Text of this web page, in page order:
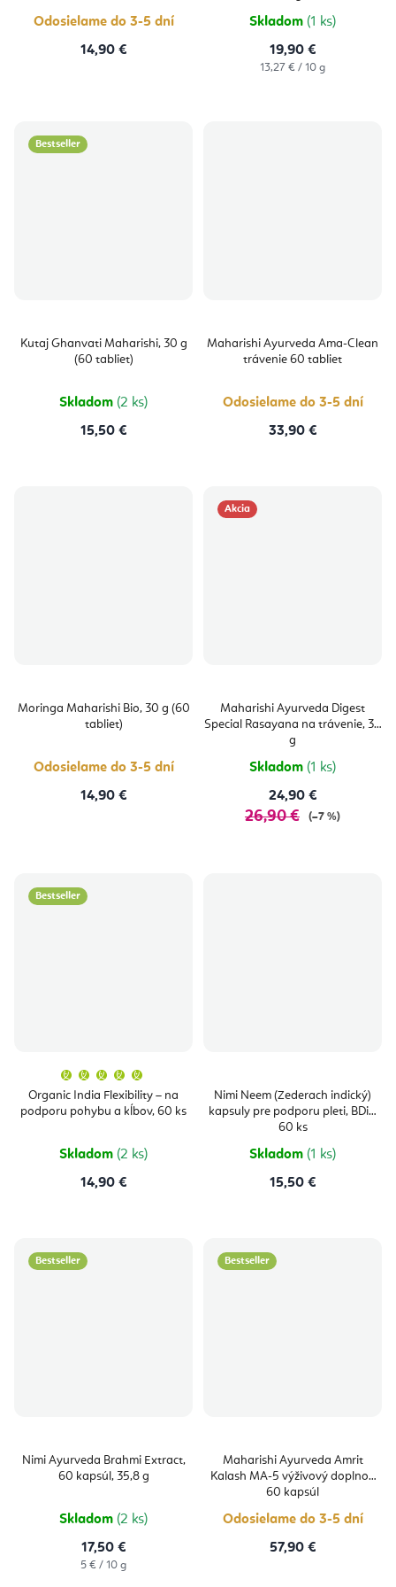
Odosielame do 3-5 dní
14,90 €
Skladom (1 ks)
19,90 €
Jednotková
13,27 € / 10 g
Bestseller
Kutaj Ghanvati Maharishi, 30 g
(60 tabliet)
Skladom (2 ks)
15,50 €
Maharishi Ayurveda Ama-Clean
trávenie 60 tabliet
Odosielame do 3-5 dní
33,90 €
Moringa Maharishi Bio, 30 g (60
tabliet)
Odosielame do 3-5 dní
14,90 €
Akcia
Maharishi Ayurveda Digest
Special Rasayana na trávenie, 30
g
Skladom (1 ks)
24,90 €
26,90 € (–7 %)
Bestseller
Organic India Flexibility – na
podporu pohybu a kĺbov, 60 ks
produktu
je
5,0
hviezdičiek.
Skladom (2 ks)
14,90 €
Nimi Neem (Zederach indický)
kapsuly pre podporu pleti, BDiH
60 ks
Skladom (1 ks)
15,50 €
Bestseller
Nimi Ayurveda Brahmi Extract,
60 kapsúl, 35,8 g
Skladom (2 ks)
17,50 €
Jednotková
5 € / 10 g
Bestseller
Maharishi Ayurveda Amrit
Kalash MA-5 výživový doplnok
60 kapsúl
Odosielame do 3-5 dní
57,90 €